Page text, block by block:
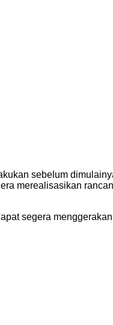
sebelum
merealisasikan
segera